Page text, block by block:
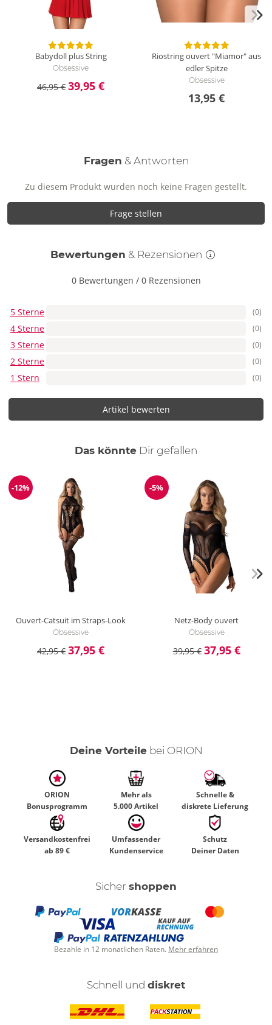
Babydoll plus String
Obsessive
46,95 € 39,95 €
Riostring ouvert "Miamor" aus
edler Spitze
Obsessive
13,95 €
Fragen & Antworten
Zu diesem Produkt wurden noch keine Fragen gestellt.
Frage stellen
Bewertungen & Rezensionen
0 Bewertungen / 0 Rezensionen
5 Sterne (0)
4 Sterne (0)
3 Sterne (0)
2 Sterne (0)
1 Stern (0)
Artikel bewerten
Das könnte Dir auch
gefallen
Reduzierung
-12%
Ouvert-Catsuit im Straps-Look
Obsessive
42,95 € 37,95 €
Reduzierung
-5%
Netz-Body ouvert
Obsessive
39,95 € 37,95 €
Deine Vorteilebei ORION
ORION
Bonusprogramm
Mehr als
5.000 Artikel
Schnelle &
diskrete Lieferung
Versandkostenfrei
ab 89 €
Umfassender
Kundenservice
Schutz
Deiner Daten
Sicher shoppen
Bezahle in 12 monatlichen Raten. Mehr erfahren
Schnell und diskret